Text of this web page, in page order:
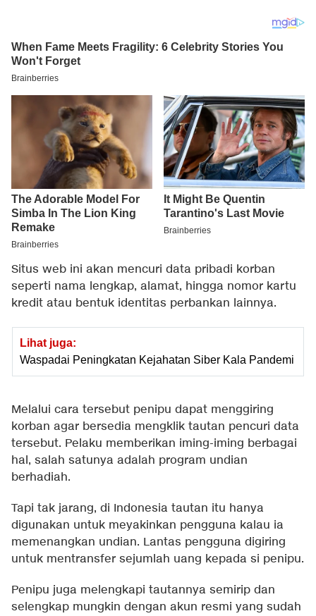
Situs web ini akan mencuri data pribadi korban
seperti nama lengkap, alamat, hingga nomor kartu
kredit atau bentuk identitas perbankan lainnya.
Lihat juga:
Waspadai Peningkatan Kejahatan Siber Kala Pandemi
Melalui cara tersebut penipu dapat menggiring
korban agar bersedia mengklik tautan pencuri data
tersebut. Pelaku memberikan iming-iming berbagai
hal, salah satunya adalah program undian
berhadiah.
Tapi tak jarang, di Indonesia tautan itu hanya
digunakan untuk meyakinkan pengguna kalau ia
memenangkan undian. Lantas pengguna digiring
untuk mentransfer sejumlah uang kepada si penipu.
Penipu juga melengkapi tautannya semirip dan
selengkap mungkin dengan akun resmi yang sudah